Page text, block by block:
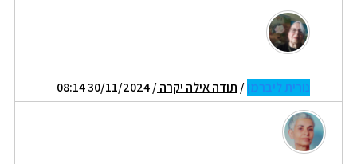
נורית ליברמן/ תודה אילה יקרה/ 30/11/2024 08:14